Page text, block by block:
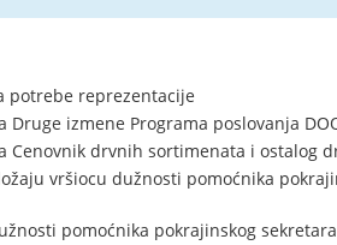
potrebe reprezentacije
Druge izmene Programa poslovanja
Cenovnik drvnih sortimenata i ostalog
vršiocu dužnosti pomoćnika
pomoćnika pokrajinskog